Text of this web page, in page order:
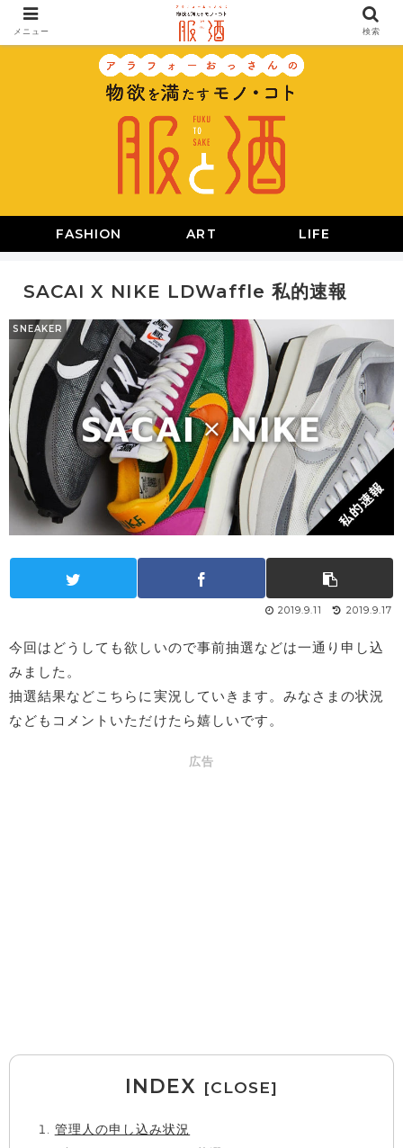
FASHION ART LIFE
SACAI X NIKE LDWaffle 私的速報
SNEAKER
2019.9.17
2019.9.11
今回はどうしても欲しいので事前抽選などは一通り申し込
みました。
抽選結果などこちらに実況していきます。みなさまの状況
などもコメントいただけたら嬉しいです。
広告
INDEX
管理人の申し込み状況
メニュー 検索